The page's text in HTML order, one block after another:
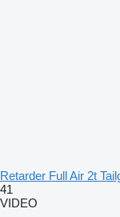
Retarder Full Air 2t
41
VIDEO